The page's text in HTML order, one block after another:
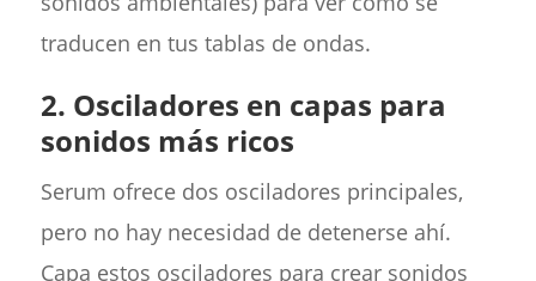
traducen en tus tablas de ondas.
2. Osciladores en capas para
sonidos más ricos
Serum ofrece dos osciladores principales,
pero no hay necesidad de detenerse ahí.
Capa estos osciladores para crear sonidos